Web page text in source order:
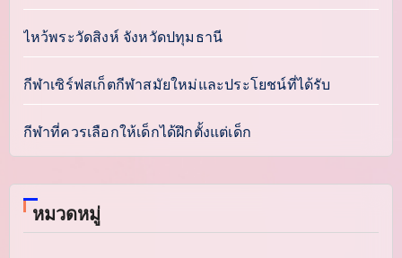
ไหว้พระวัดสิงห์ จังหวัดปทุมธานี
กีฬาเซิร์ฟสเก็ตกีฬาสมัยใหม่และประโยชน์ที่ได้รับ
กีฬาที่ควรเลือกให้เด็กได้ฝึกตั้งแต่เด็ก
หมวดหมู่